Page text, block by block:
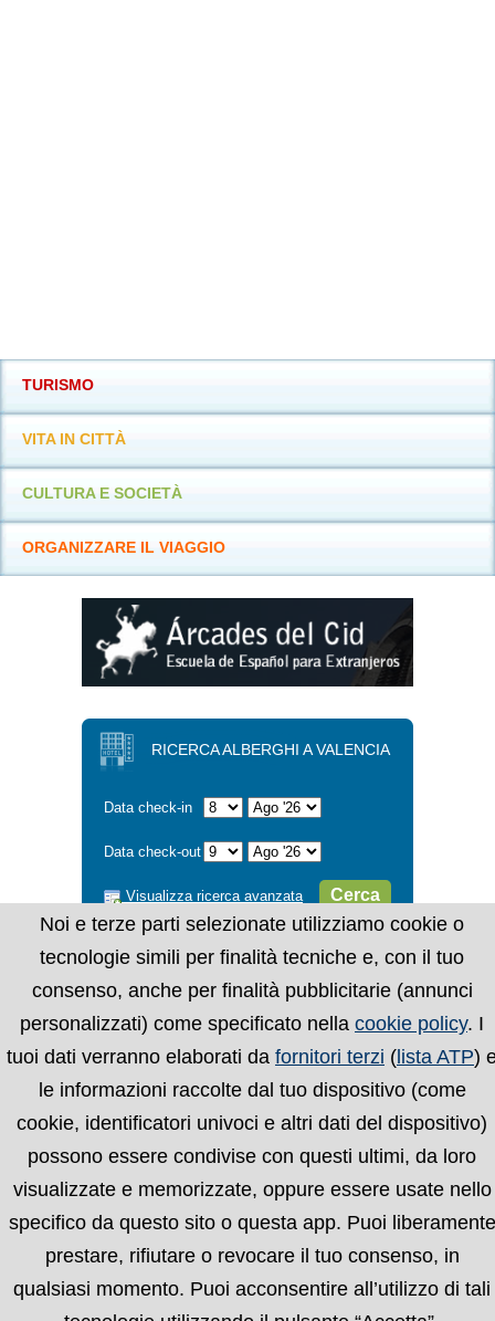
TURISMO
VITA IN CITTÀ
CULTURA E SOCIETÀ
ORGANIZZARE IL VIAGGIO
RICERCA ALBERGHI A VALENCIA
Data check-in
Data check-out
Visualizza ricerca avanzata Cerca
Chi siamo Condizioni Privacy Policy Cookie
Noi e terze parti selezionate utilizziamo cookie o
tecnologie simili per finalità tecniche e, con il tuo
consenso, anche per finalità pubblicitarie (annunci
personalizzati) come specificato nella cookie policy. I
tuoi dati verranno elaborati da fornitori terzi ( lista ATP)
le informazioni raccolte dal tuo dispositivo (come
cookie, identificatori univoci e altri dati del dispositivo)
possono essere condivise con questi ultimi, da loro
visualizzate e memorizzate, oppure essere usate nello
specifico da questo sito o questa app. Puoi liberamente
prestare, rifiutare o revocare il tuo consenso, in
qualsiasi momento. Puoi acconsentire all’utilizzo di tali